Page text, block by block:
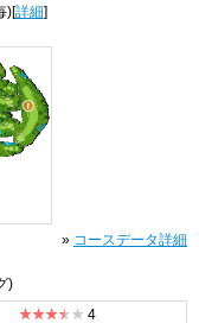
)[詳細]
» コースデータ詳細
)
4